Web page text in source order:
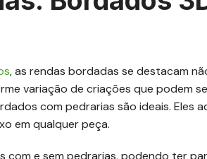
, as rendas bordadas se destacam
variação de criações que podem
com pedrarias são ideais. Eles
em qualquer peça.
com e sem pedrarias, podendo ter